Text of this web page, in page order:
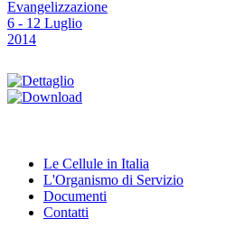
Le Cellule in Italia
L'Organismo di Servizio
Documenti
Contatti